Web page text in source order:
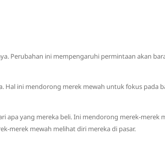
Perubahan ini mempengaruhi permintaan akan
Hal ini mendorong merek mewah untuk fokus pada
apa yang mereka beli. Ini mendorong merek-merek
merek mewah melihat diri mereka di pasar.